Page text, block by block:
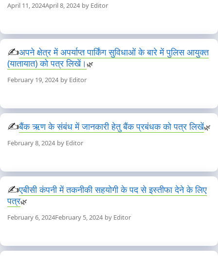
April 11, 2024April 8, 2024 by Editor
अपने क्षेत्र में अपर्याप्त पार्किंग सुविधाओं के बारे में पुलिस आयुक्त
(यातायात) को पत्र लिखें।
February 19, 2024 by Editor
बैंक ऋण के संबंध में जानकारी हेतु बैंक प्रबंधक को पत्र लिखें
February 8, 2024 by Editor
एबीसी कंपनी में तकनीकी सहयोगी के पद से इस्तीफा देने के लिए
पत्र
February 6, 2024February 5, 2024 by Editor